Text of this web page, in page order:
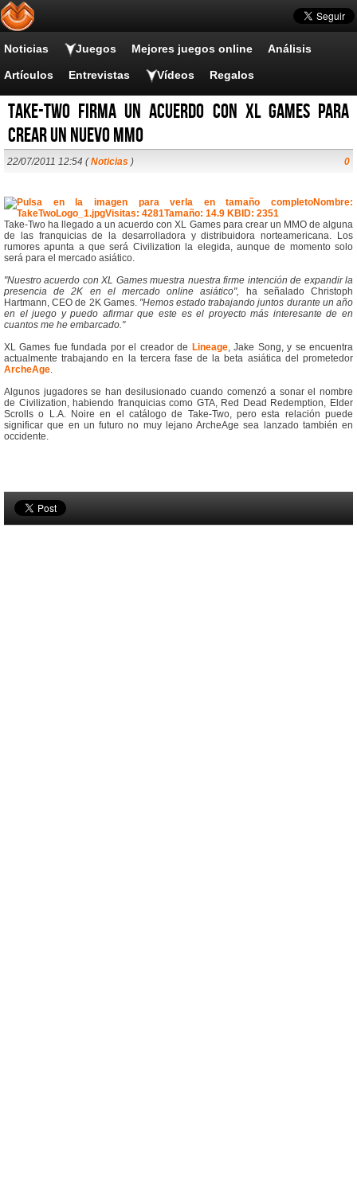
Noticias Juegos Mejores juegos online Análisis
Artículos Entrevistas Vídeos Regalos
Take-Two firma un acuerdo con XL Games para
crear un nuevo MMO
22/07/2011 12:54 (Noticias ) 0
Take-Two ha llegado a un acuerdo con XL Games para crear un MMO de alguna
de las franquicias de la desarrolladora y distribuidora norteamericana. Los
rumores apunta a que será Civilization la elegida, aunque de momento solo
será para el mercado asiático.
"Nuestro acuerdo con XL Games muestra nuestra firme intención de expandir la
presencia de 2K en el mercado online asiático",
ha señalado Christoph
Hartmann, CEO de 2K Games. "Hemos estado trabajando juntos durante un año
en el juego y puedo afirmar que este es el proyecto más interesante de en
cuantos me he embarcado."
XL Games fue fundada por el creador de Lineage, Jake Song, y se encuentra
actualmente trabajando en la tercera fase de la beta asiática del prometedor
ArcheAge.
Algunos jugadores se han desilusionado cuando comenzó a sonar el nombre
de Civilization, habiendo franquicias como GTA, Red Dead Redemption, Elder
Scrolls o L.A. Noire en el catálogo de Take-Two, pero esta relación puede
significar que en un futuro no muy lejano ArcheAge sea lanzado también en
occidente.